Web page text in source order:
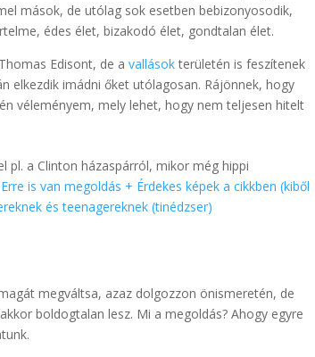
mások, de utólag sok esetben bebizonyosodik,
édes élet, bizakodó élet, gondtalan élet.
Edisont, de avallásokterületén is feszítenek
elkezdik imádni őket utólagosan. Rájönnek, hogy
véleményem, mely lehet, hogy nem teljesen hitelt
pl. a Clinton házaspárról, mikor még hippi
is van megoldás + Érdekes képek a cikkben (kiből
és teenagereknek (tinédzser)
megváltsa, azaz dolgozzon önismeretén, de
boldogtalan lesz. Mi a megoldás? Ahogy egyre